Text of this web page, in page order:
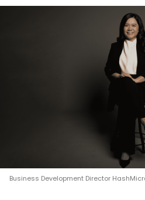
Business Development Director